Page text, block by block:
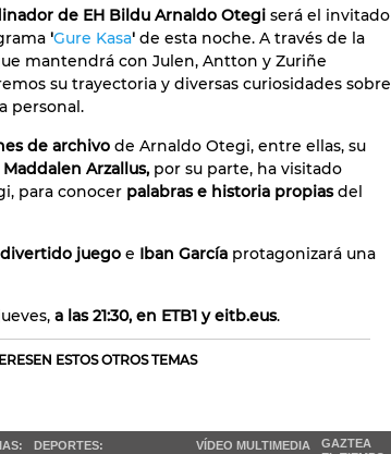
de EH Bildu Arnaldo Otegi será el invitado
'Gure Kasa' de esta noche. A través de la
mantendrá con Julen, Antton y Zuriñe
su trayectoria y diversas curiosidades sobre
personal.
de archivo de Arnaldo Otegi, entre ellas, su
Maddalen Arzallus, por su parte, ha visitado
para conocer palabras e historia propiasdel
divertido juego e Iban García protagonizará una
a las 21:30, en ETB1 y eitb.eus.
ESTOS OTROS TEMAS
DEPORTES:
VÍDEO MULTIMEDIA
GAZTEA